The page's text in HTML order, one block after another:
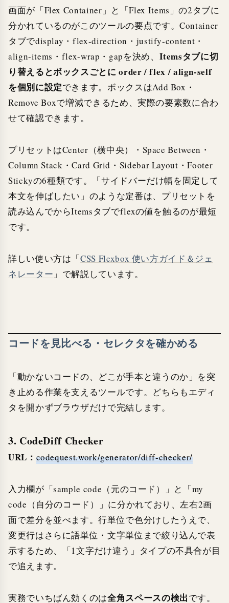
画面が「Flex Container」と「Flex Items」の2タブに
分かれているのがこのツールの要点です。Container
タブでdisplay・flex-direction・justify-content・
align-items・flex-wrap・gapを決め、 Itemsタブに切
り替えるとボックスごとに order / flex / align-self
を個別に設定できます。ボックスはAdd Box・
Remove Boxで増減できるため、実際の要素数に合わ
せて確認できます。
プリセットはCenter（横中央）・Space Between・
Column Stack・Card Grid・Sidebar Layout・Footer
Stickyの6種類です。「サイドバーだけ幅を固定して
本文を伸ばしたい」のような定番は、プリセットを
読み込んでからItemsタブでflexの値を触るのが最短
です。
詳しい使い方は「CSS Flexbox 使い方ガイド＆ジェ
ネレーター 」で解説しています。
コードを見比べる・セレクタを確かめる
「動かないコードの、どこが手本と違うのか」を突
き止める作業を支えるツールです。どちらもエディ
タを開かずブラウザだけで完結します。
3. CodeDiff Checker
URL： codequest.work/generator/diff-checker/
入力欄が「sample code（元のコード）」と「my
code（自分のコード）」に分かれており、左右2画
面で差分を並べます。行単位で色分けしたうえで、
変更行はさらに語単位・文字単位まで絞り込んで表
示するため、「1文字だけ違う」タイプの不具合が目
で追えます。
実務でいちばん効くのは全角スペースの検出です。